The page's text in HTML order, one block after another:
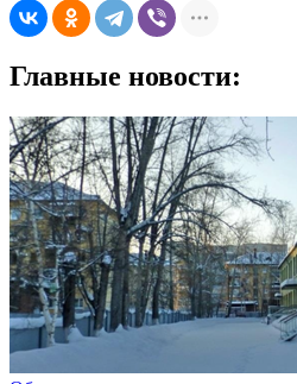
Главные новости: